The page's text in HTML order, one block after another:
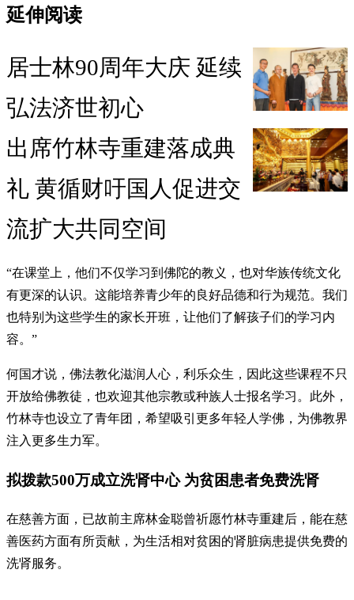
延伸阅读
居士林90周年大庆 延续
弘法济世初心
出席竹林寺重建落成典
礼 黄循财吁国人促进交
流扩大共同空间
“在课堂上，他们不仅学习到佛陀的教义，也对华族传统文化
有更深的认识。这能培养青少年的良好品德和行为规范。我们
也特别为这些学生的家长开班，让他们了解孩子们的学习内
容。”
何国才说，佛法教化滋润人心，利乐众生，因此这些课程不只
开放给佛教徒，也欢迎其他宗教或种族人士报名学习。此外，
竹林寺也设立了青年团，希望吸引更多年轻人学佛，为佛教界
注入更多生力军。
拟拨款500万成立洗肾中心 为贫困患者免费洗肾
在慈善方面，已故前主席林金聪曾祈愿竹林寺重建后，能在慈
善医药方面有所贡献，为生活相对贫困的肾脏病患提供免费的
洗肾服务。